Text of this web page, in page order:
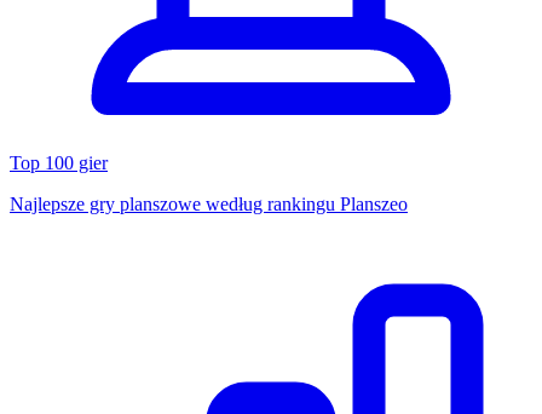
Top 100 gier
Najlepsze gry planszowe według rankingu Planszeo